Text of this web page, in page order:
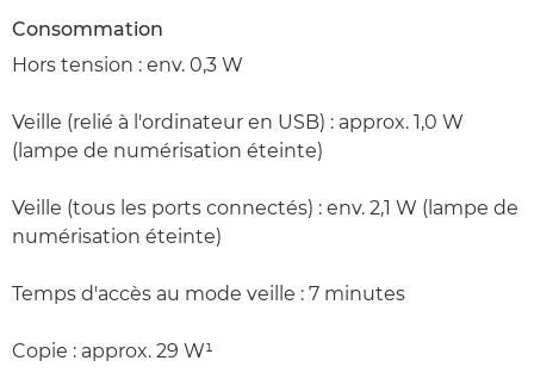
Consommation
Hors tension : env. 0,3 W
Veille (relié à l'ordinateur en USB) : approx. 1,0 W
(lampe de numérisation éteinte)
Veille (tous les ports connectés) : env. 2,1 W (lampe de
numérisation éteinte)
Temps d'accès au mode veille : 7 minutes
Copie : approx. 29 W¹